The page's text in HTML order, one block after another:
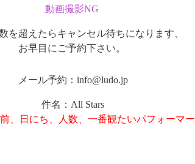
動画撮影NG
を超えたらキャンセル待ちになります、
お早目にご予約下さい。
メール予約：info@ludo.jp
件名：All Stars
、日にち、人数、一番観たいパフォーマー